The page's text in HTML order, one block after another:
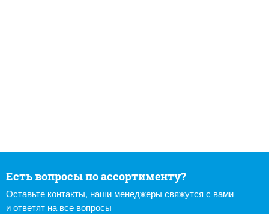
Есть вопросы по ассортименту?
Оставьте контакты, наши менеджеры свяжутся с вами
и ответят на все вопросы